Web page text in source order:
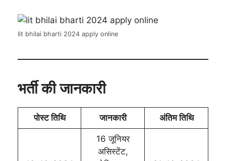
Iit bhilai bharti 2024 apply online
भर्ती की जानकारी
पोस्ट तिथि जानकारी अंतिम तिथि
16 जूनियर
असिस्टेंट,